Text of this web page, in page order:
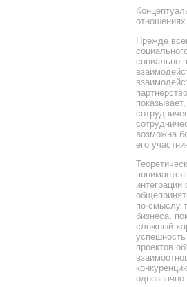
Прежде
социально-
возможна
его
по смыслу
бизнеса,
сложный
проектов
однозначно